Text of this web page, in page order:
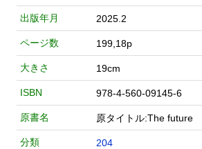
出版年月 2025.2
ページ数 199,18p
大きさ 19cm
ISBN 978-4-560-09145-6
原書名 原タイトル:The future
分類 204